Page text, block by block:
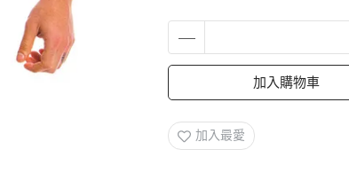
加入購物車
加入最愛